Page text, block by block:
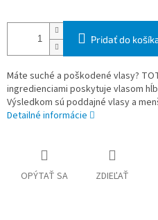
Pridať do
Máte suché a poškodené vlasy?
ingredienciami poskytuje vlasom
Výsledkom sú poddajné vlasy a
Detailné informácie
OPÝTAŤ SA ZDIEĽAŤ